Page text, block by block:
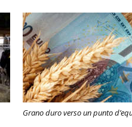
Grano duro verso un punto